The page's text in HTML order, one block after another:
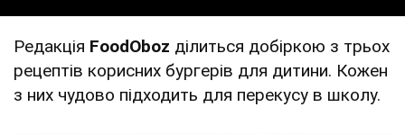
Редакція FoodOboz ділиться добіркою з трьох
рецептів корисних бургерів для дитини. Кожен
з них чудово підходить для перекусу в школу.